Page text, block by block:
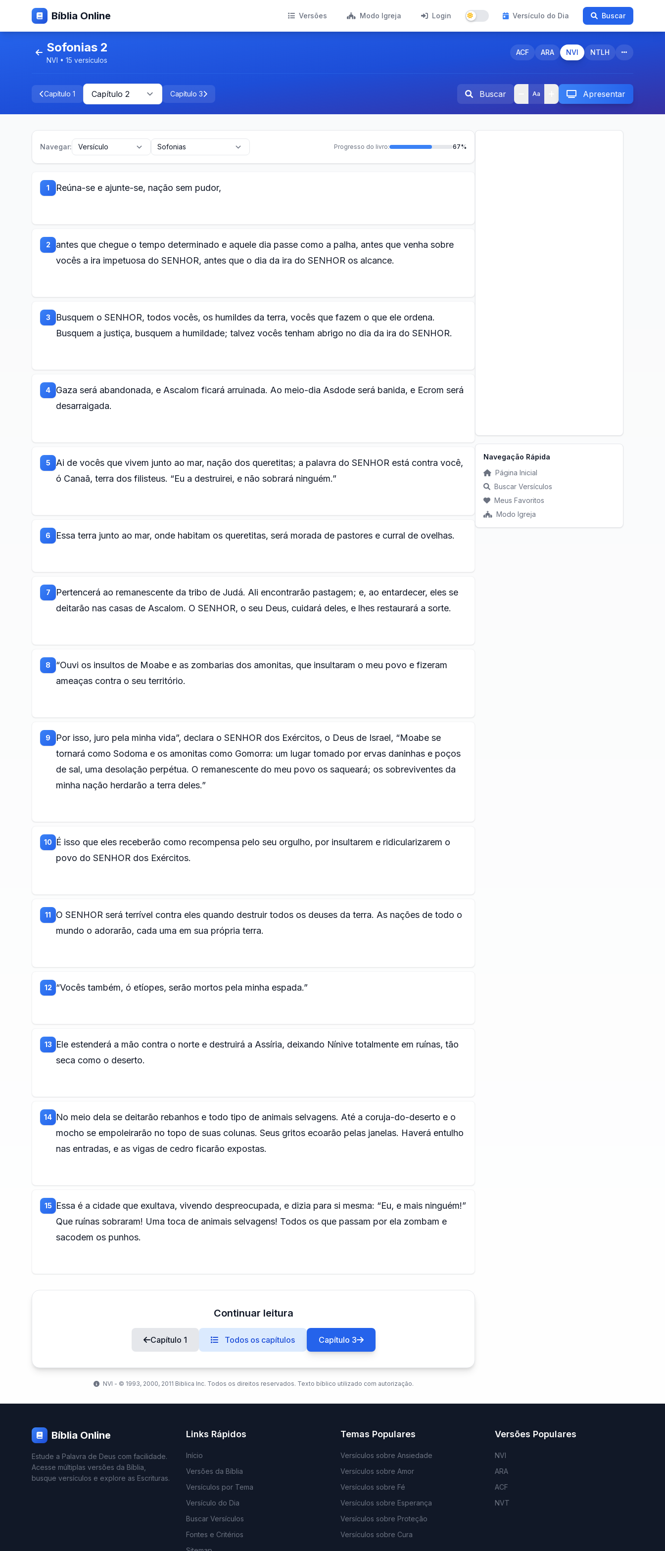
Bíblia Online Versões Modo Igreja Login Versículo do Dia Buscar
Sofonias 2
NVI • 15 versículos
ACF ARA NVI NTLH
Capítulo 1 Capítulo 3 Buscar Aa Apresentar
Navegar: Progresso do livro: 67%
1 Reúna-se e ajunte-se, nação sem pudor,
2
antes que chegue o tempo determinado e aquele dia passe como a palha, antes que venha sobre
vocês a ira impetuosa do SENHOR, antes que o dia da ira do SENHOR os alcance.
3
Busquem o SENHOR, todos vocês, os humildes da terra, vocês que fazem o que ele ordena.
Busquem a justiça, busquem a humildade; talvez vocês tenham abrigo no dia da ira do SENHOR.
4
Gaza será abandonada, e Ascalom ficará arruinada. Ao meio-dia Asdode será banida, e Ecrom será
desarraigada.
5
Ai de vocês que vivem junto ao mar, nação dos queretitas; a palavra do SENHOR está contra você,
ó Canaã, terra dos filisteus. “Eu a destruirei, e não sobrará ninguém.”
6 Essa terra junto ao mar, onde habitam os queretitas, será morada de pastores e curral de ovelhas.
7
Pertencerá ao remanescente da tribo de Judá. Ali encontrarão pastagem; e, ao entardecer, eles se
deitarão nas casas de Ascalom. O SENHOR, o seu Deus, cuidará deles, e lhes restaurará a sorte.
8
“Ouvi os insultos de Moabe e as zombarias dos amonitas, que insultaram o meu povo e fizeram
ameaças contra o seu território.
9
Por isso, juro pela minha vida”, declara o SENHOR dos Exércitos, o Deus de Israel, “Moabe se
tornará como Sodoma e os amonitas como Gomorra: um lugar tomado por ervas daninhas e poços
de sal, uma desolação perpétua. O remanescente do meu povo os saqueará; os sobreviventes da
minha nação herdarão a terra deles.”
10
É isso que eles receberão como recompensa pelo seu orgulho, por insultarem e ridicularizarem o
povo do SENHOR dos Exércitos.
11
O SENHOR será terrível contra eles quando destruir todos os deuses da terra. As nações de todo o
mundo o adorarão, cada uma em sua própria terra.
12 “Vocês também, ó etíopes, serão mortos pela minha espada.”
13
Ele estenderá a mão contra o norte e destruirá a Assíria, deixando Nínive totalmente em ruínas, tão
seca como o deserto.
14 No meio dela se deitarão rebanhos e todo tipo de animais selvagens. Até a coruja-do-deserto e o
mocho se empoleirarão no topo de suas colunas. Seus gritos ecoarão pelas janelas. Haverá entulho
nas entradas, e as vigas de cedro ficarão expostas.
15
Essa é a cidade que exultava, vivendo despreocupada, e dizia para si mesma: “Eu, e mais ninguém!”
Que ruínas sobraram! Uma toca de animais selvagens! Todos os que passam por ela zombam e
sacodem os punhos.
Continuar leitura
Capítulo 1 Todos os capítulos Capítulo 3
NVI - ©️ 1993, 2000, 2011 Biblica Inc. Todos os direitos reservados. Texto bíblico utilizado com autorização.
Navegação Rápida
Página Inicial
Buscar Versículos
Meus Favoritos
Modo Igreja
Bíblia Online
Estude a Palavra de Deus com facilidade.
Acesse múltiplas versões da Bíblia,
busque versículos e explore as Escrituras.
Links Rápidos
Início
Versões da Bíblia
Versículos por Tema
Versículo do Dia
Buscar Versículos
Fontes e Critérios
Temas Populares
Versículos sobre Ansiedade
Versículos sobre Amor
Versículos sobre Fé
Versículos sobre Esperança
Versículos sobre Proteção
Versículos sobre Cura
Versões Populares
NVI
ARA
ACF
NVT